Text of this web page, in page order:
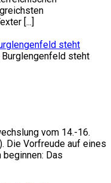
[...]
steht
vom 14.-16.
Die Vorfreude auf eines
Das